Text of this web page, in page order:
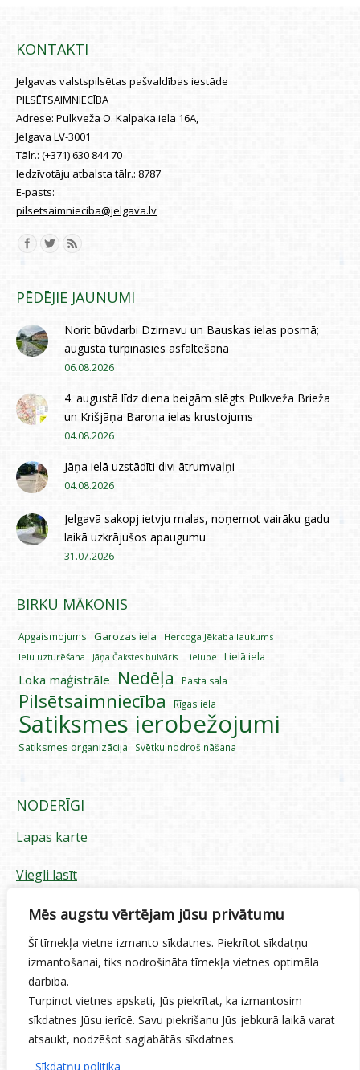
Mēs augstu vērtējam jūsu privātumu
Šī tīmekļa vietne izmanto sīkdatnes. Piekrītot sīkdatņu
izmantošanai, tiks nodrošināta tīmekļa vietnes optimāla
darbība.
Turpinot vietnes apskati, Jūs piekrītat, ka izmantosim
sīkdatnes Jūsu ierīcē. Savu piekrišanu Jūs jebkurā laikā varat
atsaukt, nodzēšot saglabātās sīkdatnes.
Sīkdatņu politika
KONTAKTI
Jelgavas valstspilsētas pašvaldības iestāde
PILSĒTSAIMNIECĪBA
Adrese: Pulkveža O. Kalpaka iela 16A,
Jelgava LV-3001
Tālr.: (+371) 630 844 70
Iedzīvotāju atbalsta tālr.: 8787
E-pasts:
pilsetsaimnieciba@jelgava.lv
Find us on:
PĒDĒJIE JAUNUMI
Norit būvdarbi Dzirnavu un Bauskas ielas posmā;
augustā turpināsies asfaltēšana
06.08.2026
4. augustā līdz diena beigām slēgts Pulkveža Brieža
un Krišjāņa Barona ielas krustojums
04.08.2026
Jāņa ielā uzstādīti divi ātrumvaļņi
04.08.2026
Jelgavā sakopj ietvju malas, noņemot vairāku gadu
laikā uzkrājušos apaugumu
31.07.2026
BIRKU MĀKONIS
Apgaismojums Garozas iela
Hercoga Jēkaba laukums
Ielu uzturēšana
Jāņa Čakstes bulvāris Lielupe Lielā iela
Loka maģistrāle Nedēļa Pasta sala
Pilsētsaimniecība Rīgas iela
Satiksmes ierobežojumi
Satiksmes organizācija Svētku nodrošināšana
NODERĪGI
Lapas karte
Viegli lasīt
Piekļūstamības paziņojums
Sīkdatņu izmantošana
Privātuma politika
Ētikas kodekss